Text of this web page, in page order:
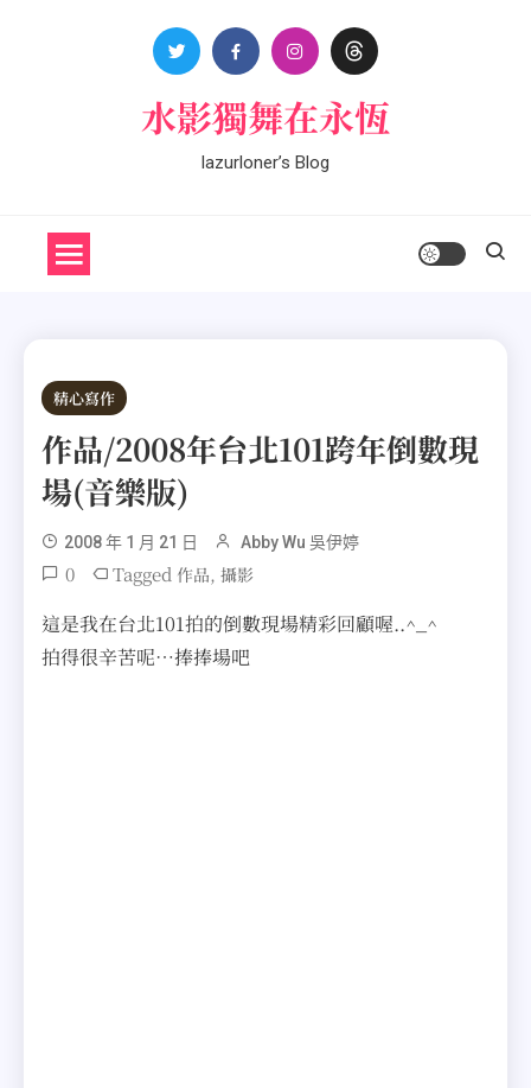
水影獨舞在永恆
lazurloner’s Blog
精心寫作
作品/2008年台北101跨年倒數現
場(音樂版)
2008 年 1 月 21 日 Abby Wu 吳伊婷
0 Tagged 作品, 攝影
這是我在台北101拍的倒數現場精彩回顧喔..^_^
拍得很辛苦呢…捧捧場吧